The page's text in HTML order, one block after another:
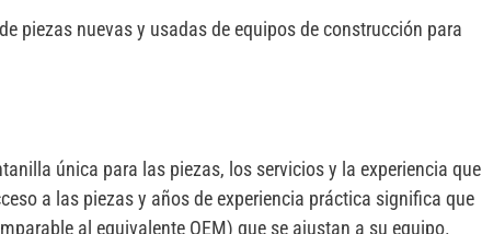
piezas nuevas y usadas de equipos de construcción para
única para las piezas, los servicios y la experiencia que
a las piezas y años de experiencia práctica significa que
al equivalente OEM) que se ajustan a su equipo.